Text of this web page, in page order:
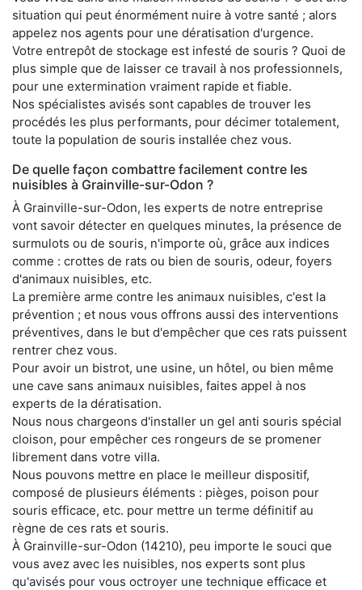
situation qui peut énormément nuire à votre santé ; alors
appelez nos agents pour une dératisation d'urgence.
Votre entrepôt de stockage est infesté de souris ? Quoi de
plus simple que de laisser ce travail à nos professionnels,
pour une extermination vraiment rapide et fiable.
Nos spécialistes avisés sont capables de trouver les
procédés les plus performants, pour décimer totalement,
toute la population de souris installée chez vous.
De quelle façon combattre facilement contre les
nuisibles à Grainville-sur-Odon ?
À Grainville-sur-Odon, les experts de notre entreprise
vont savoir détecter en quelques minutes, la présence de
surmulots ou de souris, n'importe où, grâce aux indices
comme : crottes de rats ou bien de souris, odeur, foyers
d'animaux nuisibles, etc.
La première arme contre les animaux nuisibles, c'est la
prévention ; et nous vous offrons aussi des interventions
préventives, dans le but d'empêcher que ces rats puissent
rentrer chez vous.
Pour avoir un bistrot, une usine, un hôtel, ou bien même
une cave sans animaux nuisibles, faites appel à nos
experts de la dératisation.
Nous nous chargeons d'installer un gel anti souris spécial
cloison, pour empêcher ces rongeurs de se promener
librement dans votre villa.
Nous pouvons mettre en place le meilleur dispositif,
composé de plusieurs éléments : pièges, poison pour
souris efficace, etc. pour mettre un terme définitif au
règne de ces rats et souris.
À Grainville-sur-Odon (14210), peu importe le souci que
vous avez avec les nuisibles, nos experts sont plus
qu'avisés pour vous octroyer une technique efficace et